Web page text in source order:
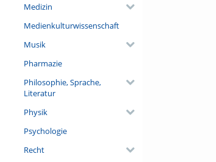
Medizin
Medienkulturwissenschaft
Musik
Pharmazie
Philosophie, Sprache,
Literatur
Physik
Psychologie
Recht